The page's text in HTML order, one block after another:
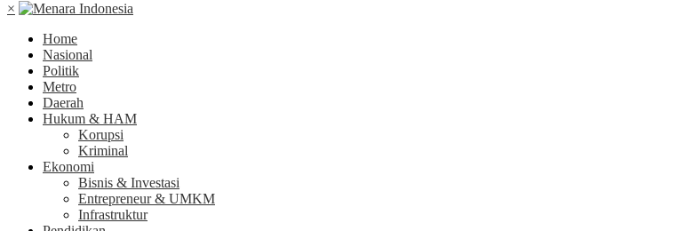
×
Home
Nasional
Politik
Metro
Daerah
Hukum & HAM
Korupsi
Kriminal
Ekonomi
Bisnis & Investasi
Entrepreneur & UMKM
Infrastruktur